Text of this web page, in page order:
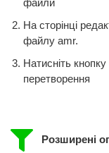
На сторінці
файлу amr.
Натисніть
перетворення
Розширені